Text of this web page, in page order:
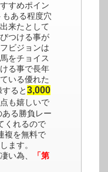
すめポイン
もある程度穴
来たとして
つける事が
ビジョンは
をチョイス
る事で長年
いる優れた
ると3,000
も嬉しいで
る勝負レー
くれるので
複を無料で
ます。
い為、
「第